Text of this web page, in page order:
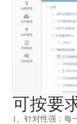
可按要
1、针对性强：每